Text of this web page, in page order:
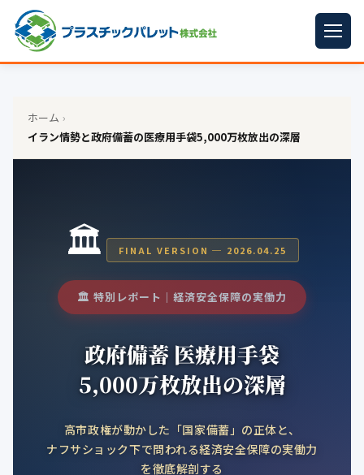
パレットサイズ
中古パレット
梱包資材
🇺🇸🇰🇷🇹🇼🇻🇳
ホーム
イラン情勢と政府備蓄の医療用手袋5,000万枚放出の深層
🏛 FINAL VERSION ─ 2026.04.25
特別レポート｜経済安全保障の実働力
政府備蓄 医療用手袋
5,000万枚放出の深層
高市政権が動かした「国家備蓄」の正体と、
ナフサショック下で問われる経済安全保障の実働力
を徹底解剖する